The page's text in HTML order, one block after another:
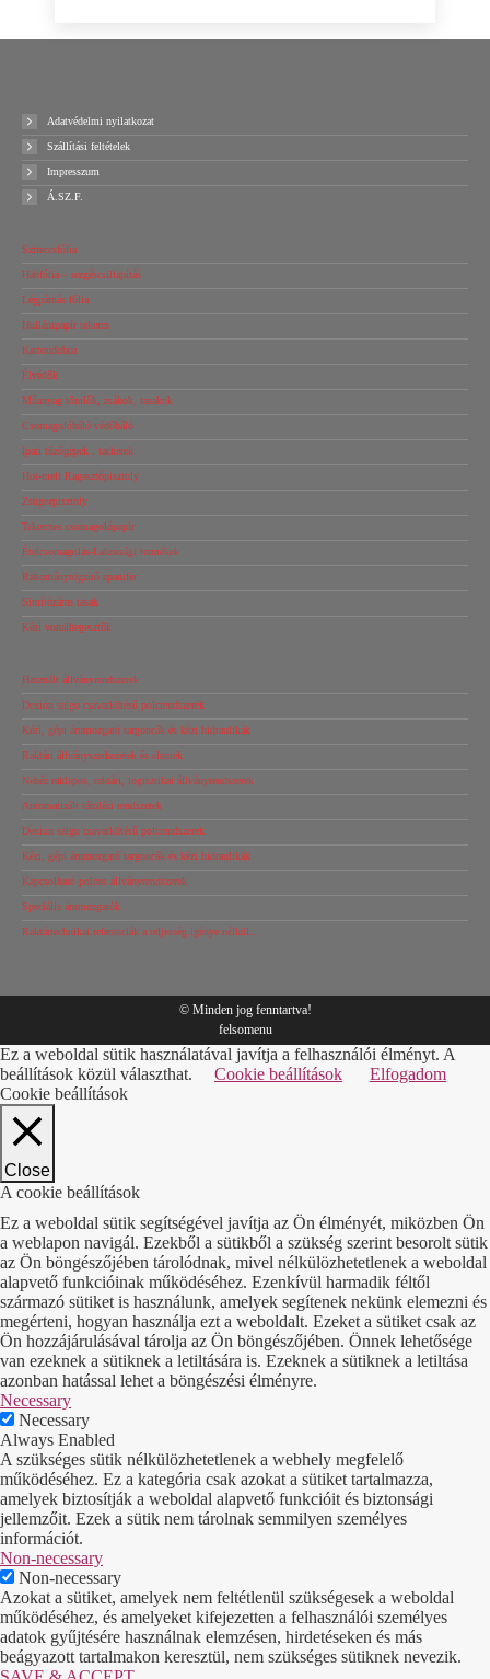
Adatvédelmi nyilatkozat
Szállítási feltételek
Impresszum
Á.SZ.F.
Sztreccsfólia
Habfólia – rezgéscsillapítás
Légpárnás fólia
Hullámpapír tekercs
Kartondoboz
Élvédők
Műanyag tömlők, zsákok, tasakok
Csomagolóháló védőháló
Ipari tűzőgépek , tackerek
Hot-melt Ragasztópisztoly
Zsugorpisztoly
Tekercses csomagolópapír
Ételcsomagolás-Lakossági termékek
Rakományrögzítő spanifer
Simítózáras tasak
Kézi vonalhegesztők
Használt állványrendszerek
Dexion salgo csavarkötésű polcrendszerek
Kézi, gépi árumozgató targoncák és kézi hidraulikák
Raktári állványszerkezetek és elemek
Nehéz raklapos, raktári, logisztikai állványrendszerek
Automatizált tárolási rendszerek
Dexion salgo csavarkötésű polcrendszerek
Kézi, gépi árumozgató targoncák és kézi hidraulikák
Kapcsolható polcos állványrendszerek
Speciális árumozgatók
Raktártechnikai referenciák a teljesség igénye nélkül…
© Minden jog fenntartva!
felsomenu
Ez a weboldal sütik használatával javítja a felhasználói élményt. A
beállítások közül választhat.
Cookie beállítások
Elfogadom
Cookie beállítások
Close
A cookie beállítások
Ez a weboldal sütik segítségével javítja az Ön élményét, miközben Ön
a weblapon navigál. Ezekből a sütikből a szükség szerint besorolt sütik
az Ön böngészőjében tárolódnak, mivel nélkülözhetetlenek a weboldal
alapvető funkcióinak működéséhez. Ezenkívül harmadik féltől
származó sütiket is használunk, amelyek segítenek nekünk elemezni és
megérteni, hogyan használja ezt a weboldalt. Ezeket a sütiket csak az
Ön hozzájárulásával tárolja az Ön böngészőjében. Önnek lehetősége
van ezeknek a sütiknek a letiltására is. Ezeknek a sütiknek a letiltása
azonban hatással lehet a böngészési élményre.
Necessary
Necessary
Always Enabled
A szükséges sütik nélkülözhetetlenek a webhely megfelelő
működéséhez. Ez a kategória csak azokat a sütiket tartalmazza,
amelyek biztosítják a weboldal alapvető funkcióit és biztonsági
jellemzőit. Ezek a sütik nem tárolnak semmilyen személyes
információt.
Non-necessary
Non-necessary
Azokat a sütiket, amelyek nem feltétlenül szükségesek a weboldal
működéséhez, és amelyeket kifejezetten a felhasználói személyes
adatok gyűjtésére használnak elemzésen, hirdetéseken és más
beágyazott tartalmakon keresztül, nem szükséges sütiknek nevezik.